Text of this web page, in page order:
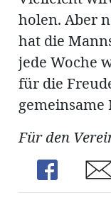
holen. Aber
hat die
jede Woche
für die
gemeinsame
Für den
Share
Share